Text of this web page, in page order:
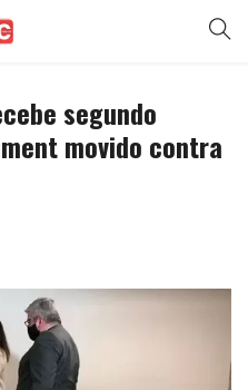
segundo
movido contra